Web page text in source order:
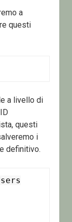
a
questi
a livello di
questi
i
definitivo.